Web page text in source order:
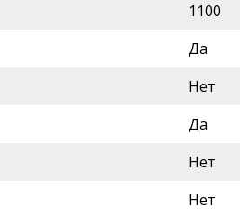
1100
Да
Нет
Да
Нет
Нет